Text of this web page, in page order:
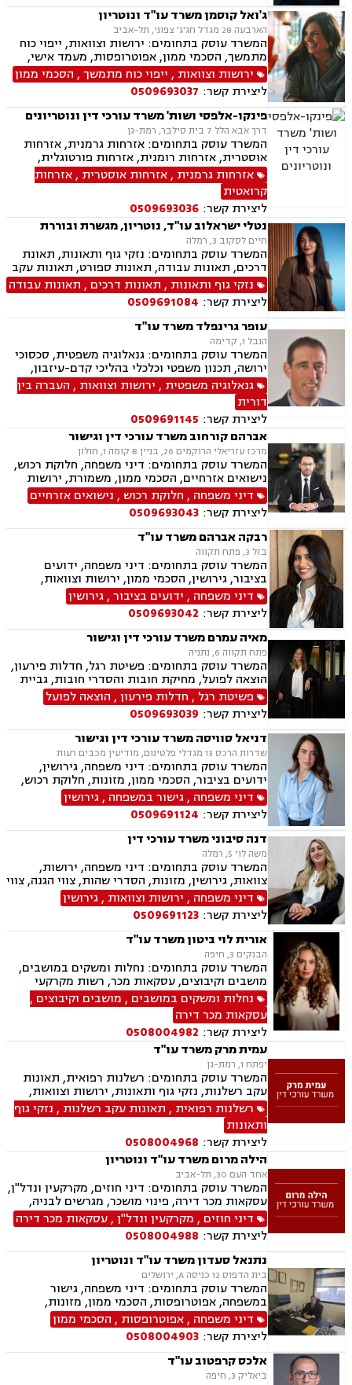
ג'ואל קוסמן משרד עו"ד ונוטריון
הארבעה 28 מגדל חג'ג' צפוני, תל-אביב
המשרד עוסק בתחומים: ירושות וצוואות, ייפוי כוח
מתמשך, הסכמי ממון, אפוטרופסות, מעמד אישי,
ידועים בציבור, אבהות, חלוקת רכוש, דיני עליה, דיני
מקרקעין, עסקאות מכר דירה מקבלן או יד שניה,
מיסוי מקרקעין, נוטריון עברית צרפתית אנגלית.
ירושות וצוואות , ייפוי כוח מתמשך, הסכמי ממון
ליצירת קשר: 0509693037
פינקו-אלפסי ושות' משרד עורכי דין ונוטריונים
דרך אבא הלל 7 בית סילבר, רמת-גן
המשרד עוסק בתחומים: אזרחות גרמנית, אזרחות
אוסטרית, אזרחות רומנית, אזרחות פורטוגלית,
אזרחות מרוקאית, אזרחות קרואטית, אזרחות
ספרדית, אזרחות צ'כית, ייפוי כוח מתמשך, נוטריון,
ירושות וצוואות, תמ"א 38
אזרחות גרמנית ,אזרחות אוסטרית ,אזרחות
קרואטית
ליצירת קשר: 0509693036
נטלי ישראלוב עו"ד, נוטריון, מגשרת ובוררת
חיים לסקוב 3, רמלה
המשרד עוסק בתחומים: נזקי גוף ותאונות, תאונת
דרכים, תאונות עבודה, תאונות ספורט, תאונות עקב
רשלנות, תאונות תלמידים, ביטוח לאומי, גישור,
רשלנות רפואית הריון ולידה, ירושות וצוואות, ייפוי
כוח מתמשך, ביטוח סיעודי, נפגעי עבירה, בריאות
הנפש,
נזקי גוף ותאונות , תאונות דרכים , תאונות עבודה
ליצירת קשר: 0509691084
עופר גרינפלד משרד עו"ד
הנבל 1, קדימה
המשרד עוסק בתחומים: גנאלוגיה משפטית, סכסוכי
ירושה, תכנון משפטי וכלכלי בהליכי קדם-עיזבון,
ובהעברה בין-דורית
גנאלוגיה משפטית , ירושות וצוואות , העברה בין
דורית
ליצירת קשר: 0509691145
אברהם קורחוב משרד עורכי דין וגישור
מרכז עזריאלי הרוקמים 26, בניין B קומה 1, חולון
המשרד עוסק בתחומים: דיני משפחה, חלוקת רכוש,
נישואים אזרחיים, הסכמי ממון, משמורת, ירושות
וצוואות, גירושין, זמני שהות, מזונות, ידועים בציבור,
גישור ובוררות, גישור במשפחה, תיאום הורי, ניכור
הורי, כתובה, אבהות, מעמד אישי, עסקאות מתנה.
דיני משפחה , חלוקת רכוש , נישואים אזרחיים
ליצירת קשר: 0509693043
רבקה אברהם משרד עו"ד
בזל 3, פתח תקווה
המשרד עוסק בתחומים: דיני משפחה, ידועים
בציבור, גירושין, הסכמי ממון, ירושות וצוואות,
אבהות, מזונות, משמורת, חוק הנוער, חלוקת רכוש,
זמני שהות, החזקת ילדים, ניכור הורי, אומנה, משפט
אזרחי, דיני חוזים, פלילי
דיני משפחה , ידועים בציבור,גירושין
ליצירת קשר: 0509693042
מאיה עמרם משרד עורכי דין וגישור
פתח תקווה 6, נתניה
המשרד עוסק בתחומים: פשיטת רגל, חדלות פירעון,
הוצאה לפועל, מחיקת חובות והסדרי חובות, גביית
חובות, ירושות וצוואות, ייפוי כוח מתמשך, דיני
חברות, פירוקים והקפאת הליכים, מיזוגים ורכישות,
ליווי עסקי, ליווי מיזמי סטרטאפ.
פשיטת רגל , חדלות פירעון, הוצאה לפועל
ליצירת קשר: 0509693039
דניאל סוויסה משרד עורכי דין וגישור
שדרות הרכס 13 מגדלי פלטינום, מודיעין מכבים רעות
המשרד עוסק בתחומים: דיני משפחה, גירושין,
ידועים בציבור, הסכמי ממון, מזונות, חלוקת רכוש,
מעמד אישי, תיאום הורי, זמני שהות (החזקת ילדים),
אלימות במשפחה, ניכור הורי, אפוטרופסות, ירושות
וצוואות, גישור במשפחה, ליטיגציה, ייפוי כוח
מתמשך.
דיני משפחה ,גישור במשפחה ,גירושין
ליצירת קשר: 0509691124
דנה סיבוני משרד עורכי דין
משה לוי 5, רמלה
המשרד עוסק בתחומים: דיני משפחה, ירושות,
צוואות, גירושין, מזונות, הסדרי שהות, צווי הגנה, צווי
מניעה, הסכמי ממון, עריכת הסכמים משפטיים,
אפוטרופסות, חלוקת רכוש, מעמד אישי, ייפוי כוח
מתמשך.
דיני משפחה , ירושות וצוואות ,גירושין
ליצירת קשר: 0509691123
אורית לוי ביטון משרד עו"ד
הבנקים 3, חיפה
המשרד עוסק בתחומים: נחלות ומשקים במושבים,
מושבים וקיבוצים, עסקאות מכר, רשות מקרקעי
ישראל, מיסוי מקרקעין, הסדרת נחלות, עסקאות
פל"ח (פעילות לא חקלאית), ייפוי כוח מתמשך,
ירושות וצוואות.
נחלות ומשקים במושבים , מושבים וקיבוצים ,
עסקאות מכר דירה
ליצירת קשר: 0508004982
עמית מרק משרד עו"ד
יפתח 1, רמת-גן
המשרד עוסק בתחומים: רשלנות רפואית, תאונות
עקב רשלנות, נזקי גוף ותאונות, ירושות וצוואות,
ייפוי כוח מתמשך, דיני חוזים
רשלנות רפואית , תאונות עקב רשלנות , נזקי גוף
ותאונות
ליצירת קשר: 0508004968
הילה מרום משרד עו"ד ונוטריון
אחד העם 30, תל-אביב
המשרד עוסק בתחומים: דיני חוזים, מקרקעין ונדל"ן,
עסקאות מכר דירה, פינוי מושכר, מגרשים לבניה,
מיסוי מקרקעין, ירושות וצוואת, ייפוי כוח מתמשך,
נוטריון.
דיני חוזים , מקרקעין ונדל"ן,עסקאות מכר דירה
ליצירת קשר: 0508004988
נתנאל סעדון משרד עו"ד ונוטריון
בית הדפוס 12 כניסה A, ירושלים
המשרד עוסק בתחומים: דיני משפחה, גישור
במשפחה, אפוטרופסות, הסכמי ממון, מזונות,
משמורת, גירושין, טוען רבני, חלוקת רכוש, מעמד
אישי, תיאום הורי, זמני שהות, ניכור הורי, עסקאות
מתנה, ידועים בציבור, ירושות וצוואות, נוטריון, ייפוי
כוח מתמשך, הוצאה לפועל, חדלות פירעון, תביעות
מסחריות, דיני חוזים, מקרקעין ונדל"ן, עסקאות מכר
דיני משפחה ,אפוטרופסות , הסכמי ממון
ליצירת קשר: 0508004903
אלכס קרפטוב עו"ד
ביאליק 3, חיפה